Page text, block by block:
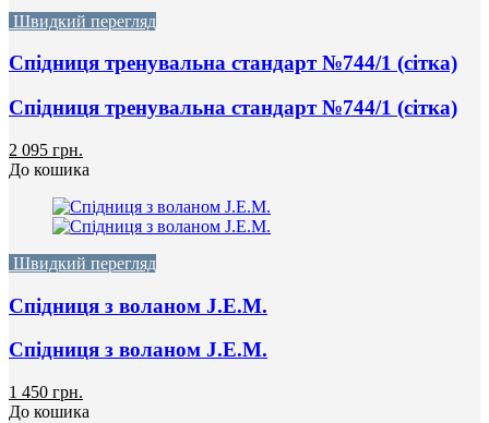
Швидкий перегляд
Спідниця тренувальна стандарт №744/1 (сітка)
Спідниця тренувальна стандарт №744/1 (сітка)
2 095 грн.
До кошика
Швидкий перегляд
Спідниця з воланом J.E.M.
Спідниця з воланом J.E.M.
1 450 грн.
До кошика